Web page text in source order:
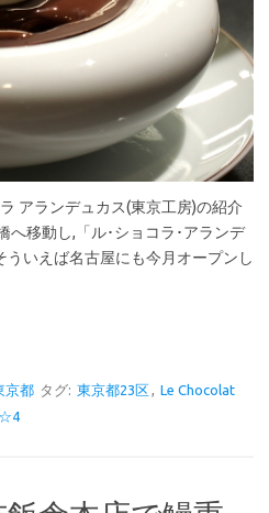
アランデュカス(東京工房)の紹介
へ移動し,「ル･ショコラ･アランデ
ういえば名古屋にも今月オープンし
京都 タグ: 東京都23区, Le Chocolat
☆4